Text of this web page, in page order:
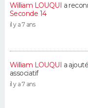
William LOUQUI a
Seconde 14
il y a 7 ans
William LOUQUI a ajouté
associatif
il y a 7 ans